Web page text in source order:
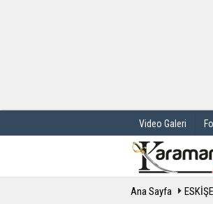
Video Galeri
Ana Sayfa